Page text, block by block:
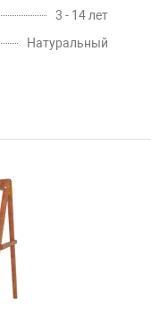
3 - 14 лет
Натуральный